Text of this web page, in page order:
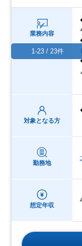
業務内容
対象となる方
勤務地
想定年収
1-23 / 23件